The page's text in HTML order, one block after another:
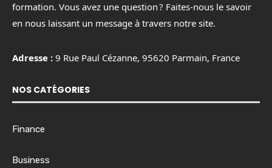
formation. Vous avez une question ? Faites-nous le savoir
en nous laissant un message à travers notre site.
Adresse : 9 Rue Paul Cézanne, 95620 Parmain, France
NOS CATÉGORIES
Finance
Business